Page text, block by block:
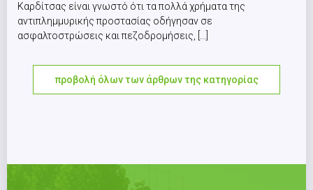
Καρδίτσας είναι γνωστό ότι τα πολλά χρήματα της
αντιπλημμυρικής προστασίας οδήγησαν σε
ασφαλτοστρώσεις και πεζοδρομήσεις, [...]
προβολή όλων των άρθρων της κατηγορίας